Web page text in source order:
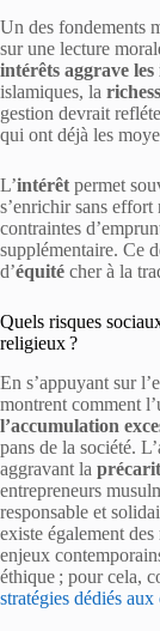
Un des fondements
sur une lecture
intérêts aggrave les
islamiques, la
gestion devrait
qui ont déjà les
L’intérêt permet
s’enrichir sans effort
contraintes
supplémentaire. Ce
d’équité cher à la
Quels risques
religieux ?
En s’appuyant sur
montrent comment
l’accumulation
pans de la société.
aggravant la
entrepreneurs
responsable et
existe également
enjeux
éthique ; pour cela,
stratégies dédiés